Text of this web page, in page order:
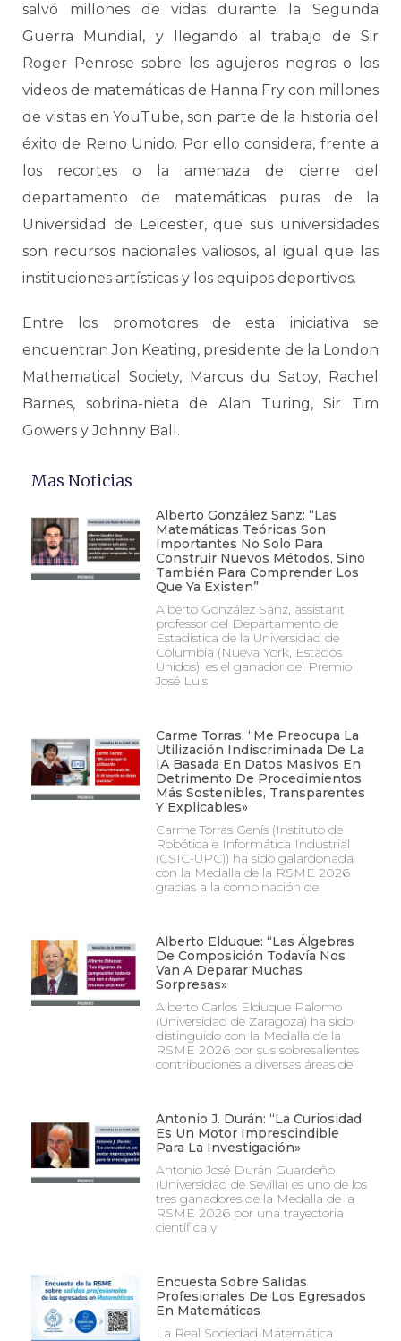
salvó millones de vidas durante la Segunda
Guerra Mundial, y llegando al trabajo de Sir
Roger Penrose sobre los agujeros negros o los
videos de matemáticas de Hanna Fry con millones
de visitas en YouTube, son parte de la historia del
éxito de Reino Unido. Por ello considera, frente a
los recortes o la amenaza de cierre del
departamento de matemáticas puras de la
Universidad de Leicester, que sus universidades
son recursos nacionales valiosos, al igual que las
instituciones artísticas y los equipos deportivos.
Entre los promotores de esta iniciativa se
encuentran Jon Keating, presidente de la London
Mathematical Society, Marcus du Satoy, Rachel
Barnes, sobrina-nieta de Alan Turing, Sir Tim
Gowers y Johnny Ball.
Mas Noticias
Alberto González Sanz: “Las
Matemáticas Teóricas Son
Importantes No Solo Para
Construir Nuevos Métodos, Sino
También Para Comprender Los
Que Ya Existen”
Alberto González Sanz, assistant
professor del Departamento de
Estadística de la Universidad de
Columbia (Nueva York, Estados
Unidos), es el ganador del Premio
José Luis
Carme Torras: “Me Preocupa La
Utilización Indiscriminada De La
IA Basada En Datos Masivos En
Detrimento De Procedimientos
Más Sostenibles, Transparentes
Y Explicables»
Carme Torras Genís (Instituto de
Robótica e Informática Industrial
(CSIC-UPC)) ha sido galardonada
con la Medalla de la RSME 2026
gracias a la combinación de
Alberto Elduque: “Las Álgebras
De Composición Todavía Nos
Van A Deparar Muchas
Sorpresas»
Alberto Carlos Elduque Palomo
(Universidad de Zaragoza) ha sido
distinguido con la Medalla de la
RSME 2026 por sus sobresalientes
contribuciones a diversas áreas del
Antonio J. Durán: “La Curiosidad
Es Un Motor Imprescindible
Para La Investigación»
Antonio José Durán Guardeño
(Universidad de Sevilla) es uno de los
tres ganadores de la Medalla de la
RSME 2026 por una trayectoria
científica y
Encuesta Sobre Salidas
Profesionales De Los Egresados
En Matemáticas
La Real Sociedad Matemática